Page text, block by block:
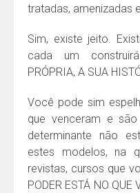
tratadas, amenizadas
Sim, existe jeito.
cada um
PRÓPRIA, A SUA
Você pode sim
que venceram e
determinante não
estes modelos, na
revistas, cursos que
PODER ESTÁ NO QUE